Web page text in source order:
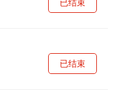
已结束
已结束